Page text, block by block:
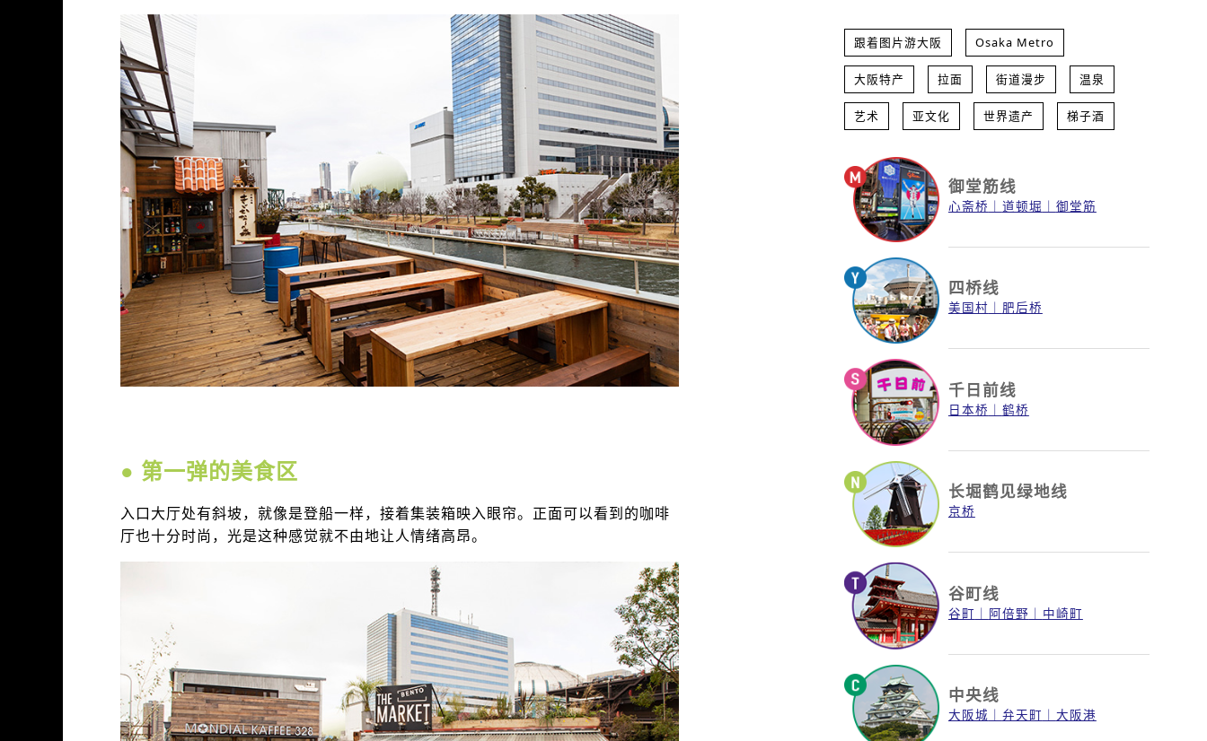
● 第一弹的美食区
入口大厅处有斜坡，就像是登船一样，接着集装箱映入眼帘。正面可以看到的咖啡
厅也十分时尚，光是这种感觉就不由地让人情绪高昂。
跟着图片游大阪 Osaka Metro
大阪特产 拉面 街道漫步 温泉
艺术 亚文化 世界遗产 梯子酒
御堂筋线
心斋桥 道顿堀 御堂筋
四桥线
美国村 肥后桥
千日前线
日本桥 鹤桥
长堀鹤见绿地线
京桥
谷町线
谷町 阿倍野 中崎町
中央线
大阪城 弁天町 大阪港